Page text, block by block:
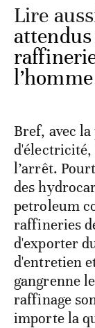
Lire
Bref, avec
d'électricité,
l’arrêt.
des
petroleum
raffineries
d'exporter
d'entretien
gangrenne
raffinage
importe la